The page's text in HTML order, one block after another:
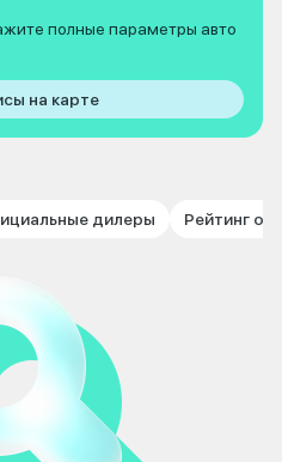
полные параметры авто
на карте
дилеры Рейтинг